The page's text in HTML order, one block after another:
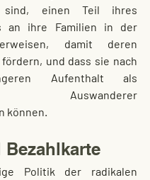
sind, einen Teil ihres
an ihre Familien in der
damit deren
und dass sie nach
Aufenthalt als
Auswanderer
können.
Bezahlkarte
Politik der radikalen